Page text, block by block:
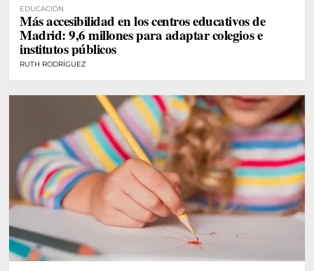
EDUCACIÓN
Más accesibilidad en los centros educativos de
Madrid: 9,6 millones para adaptar colegios e
institutos públicos
RUTH RODRÍGUEZ